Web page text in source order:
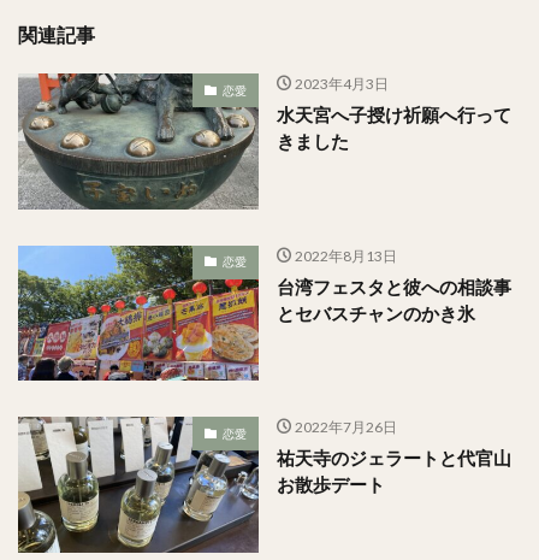
関連記事
恋愛 2023年4月3日
水天宮へ子授け祈願へ行って
きました
恋愛 2022年8月13日
台湾フェスタと彼への相談事
とセバスチャンのかき氷
恋愛 2022年7月26日
祐天寺のジェラートと代官山
お散歩デート